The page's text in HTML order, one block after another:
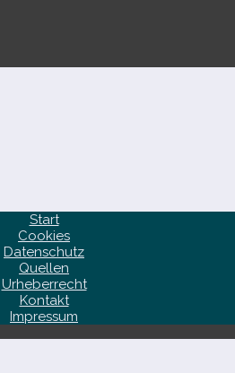
Start
Cookies
Datenschutz
Quellen
Urheberrecht
Kontakt
Impressum